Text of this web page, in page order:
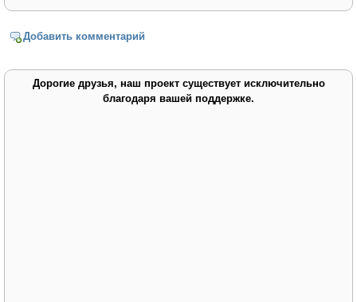
Добавить комментарий
Дорогие друзья, наш проект существует исключительно
благодаря вашей поддержке.